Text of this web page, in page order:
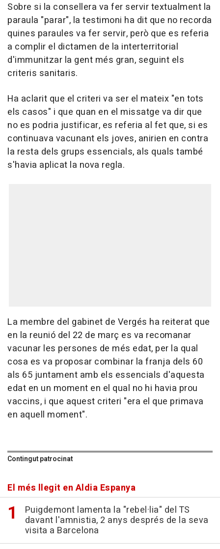
Sobre si la consellera va fer servir textualment la
paraula "parar", la testimoni ha dit que no recorda
quines paraules va fer servir, però que es referia
a complir el dictamen de la interterritorial
d'immunitzar la gent més gran, seguint els
criteris sanitaris.
Ha aclarit que el criteri va ser el mateix "en tots
els casos" i que quan en el missatge va dir que
no es podria justificar, es referia al fet que, si es
continuava vacunant els joves, anirien en contra
la resta dels grups essencials, als quals també
s'havia aplicat la nova regla.
La membre del gabinet de Vergés ha reiterat que
en la reunió del 22 de març es va recomanar
vacunar les persones de més edat, per la qual
cosa es va proposar combinar la franja dels 60
als 65 juntament amb els essencials d'aquesta
edat en un moment en el qual no hi havia prou
vaccins, i que aquest criteri "era el que primava
en aquell moment".
Contingut patrocinat
El més llegit en Aldia Espanya
Puigdemont lamenta la "rebel·lia" del TS
davant l'amnistia, 2 anys després de la seva
visita a Barcelona